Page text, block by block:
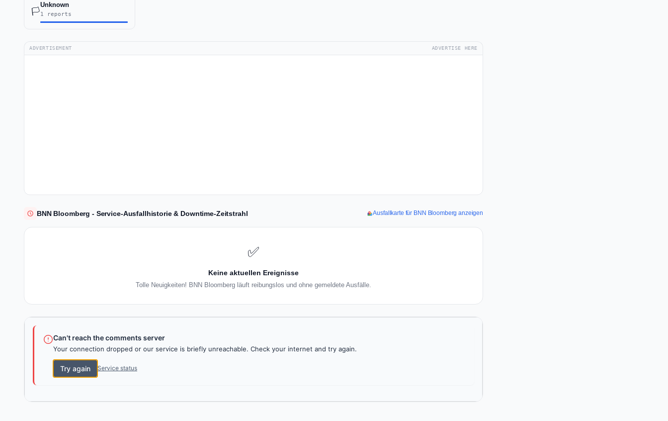
🏳️
Unknown
1 reports
ADVERTISEMENT ADVERTISE HERE
BNN Bloomberg - Service-Ausfallhistorie & Downtime-Zeitstrahl Ausfallkarte für BNN Bloomberg anzeigen
✅
Keine aktuellen Ereignisse
Tolle Neuigkeiten! BNN Bloomberg läuft reibungslos und ohne gemeldete Ausfälle.
Can't reach the comments server
Your connection dropped or our service is briefly unreachable. Check your internet and try again.
Try again Service status